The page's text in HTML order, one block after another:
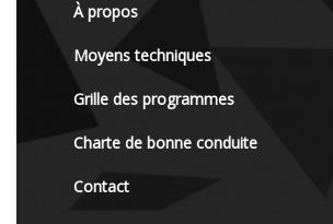
À propos
Moyens techniques
Grille des programmes
Charte de bonne conduite
Contact